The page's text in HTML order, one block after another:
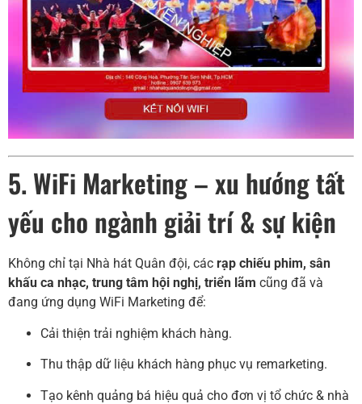
5. WiFi Marketing – xu hướng tất
yếu cho ngành giải trí & sự kiện
Không chỉ tại Nhà hát Quân đội, các rạp chiếu phim, sân
khấu ca nhạc, trung tâm hội nghị, triển lãm cũng đã và
đang ứng dụng WiFi Marketing để:
Cải thiện trải nghiệm khách hàng.
Thu thập dữ liệu khách hàng phục vụ remarketing.
Tạo kênh quảng bá hiệu quả cho đơn vị tổ chức & nhà